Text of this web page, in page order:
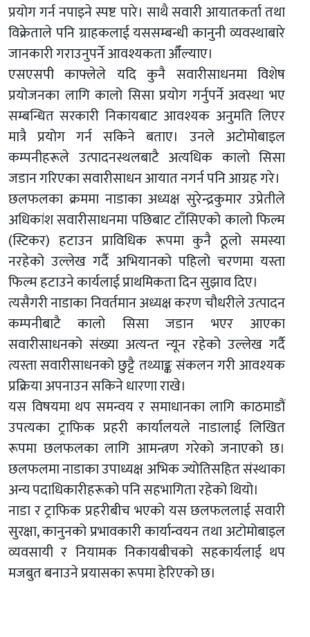
प्रयोग गर्न नपाइने स्पष्ट पारे। साथै सवारी आयातकर्ता तथा
विक्रेताले पनि ग्राहकलाई यससम्बन्धी कानुनी व्यवस्थाबारे
जानकारी गराउनुपर्ने आवश्यकता औँल्याए।
एसएसपी काफ्लेले यदि कुनै सवारीसाधनमा विशेष
प्रयोजनका लागि कालो सिसा प्रयोग गर्नुपर्ने अवस्था भए
सम्बन्धित सरकारी निकायबाट आवश्यक अनुमति लिएर
मात्रै प्रयोग गर्न सकिने बताए। उनले अटोमोबाइल
कम्पनीहरूले उत्पादनस्थलबाटै अत्यधिक कालो सिसा
जडान गरिएका सवारीसाधन आयात नगर्न पनि आग्रह गरे।
छलफलका क्रममा नाडाका अध्यक्ष सुरेन्द्रकुमार उप्रेतीले
अधिकांश सवारीसाधनमा पछिबाट टाँसिएको कालो फिल्म
(स्टिकर) हटाउन प्राविधिक रूपमा कुनै ठूलो समस्या
नरहेको उल्लेख गर्दै अभियानको पहिलो चरणमा यस्ता
फिल्म हटाउने कार्यलाई प्राथमिकता दिन सुझाव दिए।
त्यसैगरी नाडाका निवर्तमान अध्यक्ष करण चौधरीले उत्पादन
कम्पनीबाटै कालो सिसा जडान भएर आएका
सवारीसाधनको संख्या अत्यन्त न्यून रहेको उल्लेख गर्दै
त्यस्ता सवारीसाधनको छुट्टै तथ्याङ्क संकलन गरी आवश्यक
प्रक्रिया अपनाउन सकिने धारणा राखे।
यस विषयमा थप समन्वय र समाधानका लागि काठमाडौं
उपत्यका ट्राफिक प्रहरी कार्यालयले नाडालाई लिखित
रूपमा छलफलका लागि आमन्त्रण गरेको जनाएको छ।
छलफलमा नाडाका उपाध्यक्ष अभिक ज्योतिसहित संस्थाका
अन्य पदाधिकारीहरूको पनि सहभागिता रहेको थियो।
नाडा र ट्राफिक प्रहरीबीच भएको यस छलफललाई सवारी
सुरक्षा, कानुनको प्रभावकारी कार्यान्वयन तथा अटोमोबाइल
व्यवसायी र नियामक निकायबीचको सहकार्यलाई थप
मजबुत बनाउने प्रयासका रूपमा हेरिएको छ।